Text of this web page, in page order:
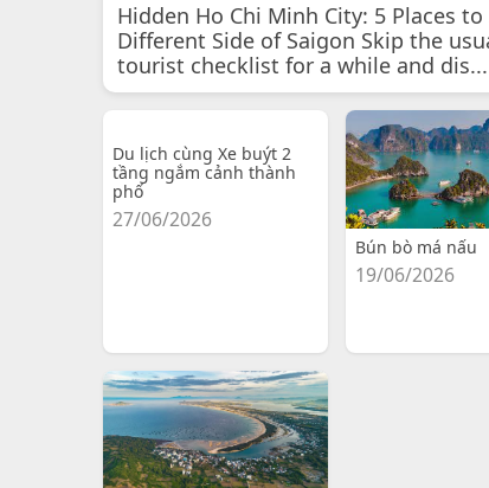
Hidden Ho Chi Minh City: 5 Places to
Different Side of Saigon Skip the
tourist checklist for a while and dis...
Du lịch cùng Xe buýt 2
tầng ngắm cảnh thành
phố
27/06/2026
Bún bò má nấu
19/06/2026